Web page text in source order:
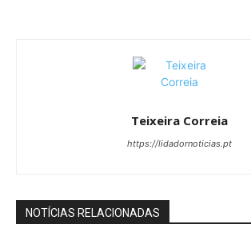
Teixeira Correia
https://lidadornoticias.pt
NOTÍCIAS RELACIONADAS